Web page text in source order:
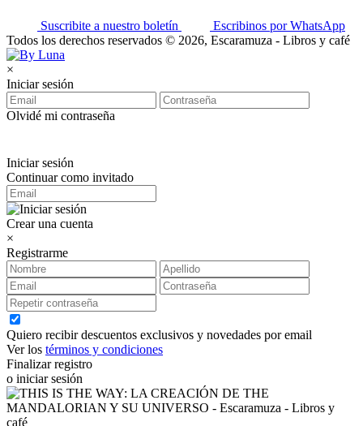
Suscribite a nuestro boletín
Escribinos por WhatsApp
Todos los derechos reservados © 2026, Escaramuza - Libros y café
×
Iniciar sesión
Olvidé mi contraseña
Iniciar sesión
Continuar como invitado
Crear una cuenta
×
Registrarme
Quiero recibir descuentos exclusivos y novedades por email
Ver los términos y condiciones
Finalizar registro
o iniciar sesión